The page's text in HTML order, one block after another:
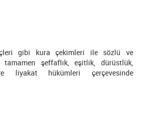
gibi kura çekimleri ile sözlü ve
tamamen şeffaflık, eşitlik, dürüstlük,
liyakat hükümleri çerçevesinde